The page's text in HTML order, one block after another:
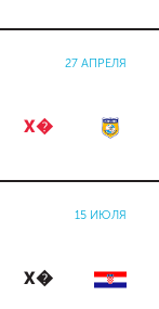
27 АПРЕЛЯ
Х�
15 ИЮЛЯ
Х�